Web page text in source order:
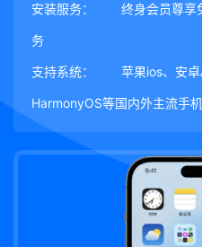
安装服务： 终身会员尊享
务
支持系统： 苹果ios、安
HarmonyOS等国内外主流手